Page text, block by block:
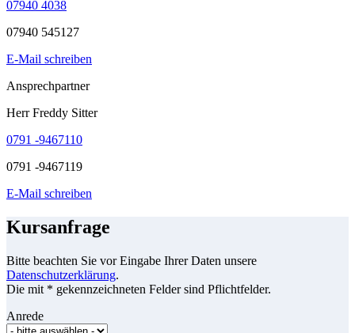
07940 4038
07940 545127
E-Mail schreiben
Ansprechpartner
Herr Freddy Sitter
0791 -9467110
0791 -9467119
E-Mail schreiben
Kursanfrage
Bitte beachten Sie vor Eingabe Ihrer Daten unsere
Datenschutzerklärung.
Die mit * gekennzeichneten Felder sind Pflichtfelder.
Anrede